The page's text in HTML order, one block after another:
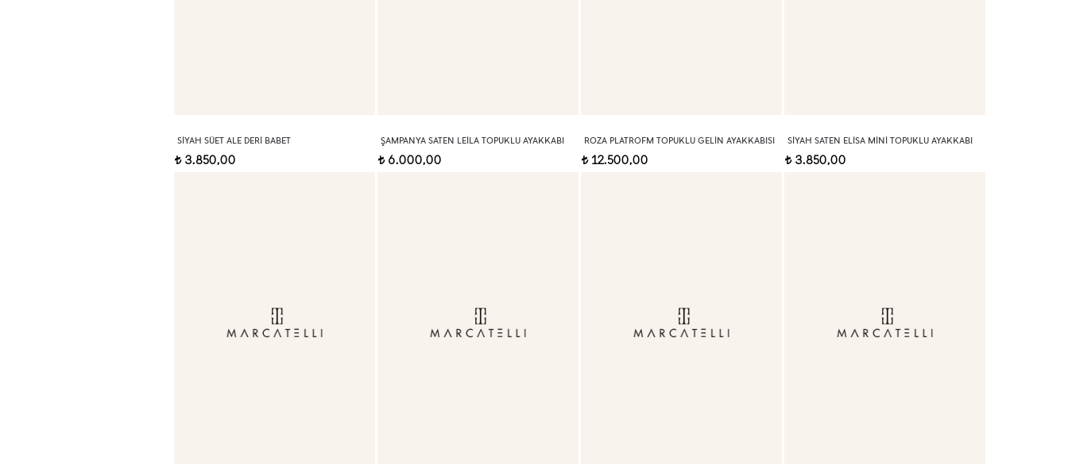
SIYAH SÜET ALE DERI BABET
t3.850,00
ŞAMPANYA SATEN LEILA TOPUKLU AYAKKABI
t6.000,00
ROZA PLATROFM TOPUKLU GELIN AYAKKABISI
t12.500,00
SIYAH SATEN ELISA MINI TOPUKLU AYAKKABI
t3.850,00